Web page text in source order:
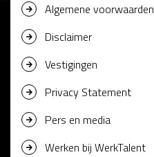
Algemene voorwaarden
Disclaimer
Vestigingen
Privacy Statement
Pers en media
Werken bij WerkTalent